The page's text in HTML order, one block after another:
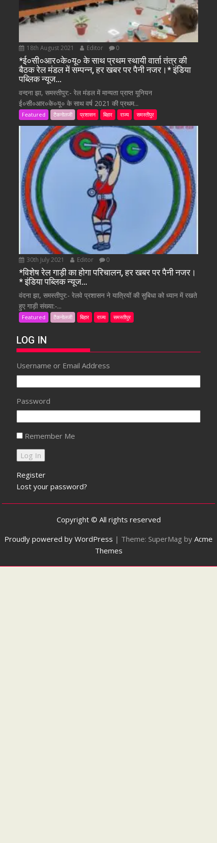
18th August 2021 Editor 0
*ई०सी०आर०के०यू० के साथ प्रथम स्थायी वार्ता तंत्र की
बैठक रेल मंडल में सम्पन्न, हर खबर पर पैनी नजर।* इंडिया
पब्लिक न्यूज…
वन्दना झा, समस्तीपुर:- रेल मंडल में मान्यता प्राप्त यूनियन
ई०सी०आर०के०यू० के साथ वर्ष 2021 की प्रथम...
Featured टैकनोलजी प्रशासन बिहार राज्य समस्तीपुर
30th July 2021 Editor 0
*विशेष रेल गाड़ी का होगा परिचालन, हर खबर पर पैनी नजर।
* इंडिया पब्लिक न्यूज…
वंदना झा, समस्तीपुर:- रेलवे प्रशासन ने यात्रियों की सुबिधा को ध्यान में रखते
हुए गाड़ी संख्या:-...
Featured टैकनोलजी बिहार राज्य समस्तीपुर
LOG IN
Username or Email Address
Password
Remember Me
Register
Lost your password?
Copyright © All rights reserved
Proudly powered by WordPress | Theme: SuperMag by Acme
Themes